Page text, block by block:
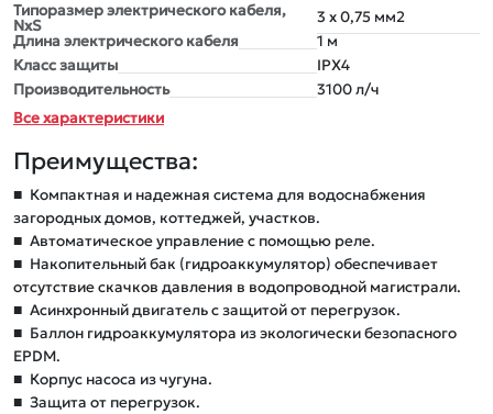
Типоразмер электрического кабеля,
NxS
3 x 0,75 мм2
Длина электрического кабеля
1 м
Класс защиты
IPX4
Производительность
3100 л/ч
Все характеристики
Преимущества:
■ Компактная и надежная система для водоснабжения
загородных домов, коттеджей, участков.
■ Автоматическое управление с помощью реле.
■ Накопительный бак (гидроаккумулятор) обеспечивает
отсутствие скачков давления в водопроводной магистрали.
■ Асинхронный двигатель с защитой от перегрузок.
■ Баллон гидроаккумулятора из экологически безопасного
EPDM.
■ Корпус насоса из чугуна.
■ Защита от перегрузок.